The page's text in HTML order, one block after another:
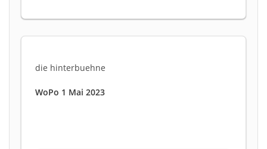
die hinterbuehne
WoPo 1 Mai 2023